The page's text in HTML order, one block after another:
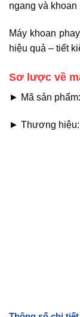
ngang và khoan
Máy khoan
hiệu quả – tiết
Sơ lược về
► Mã sản phẩm:
► Thương hiệu: